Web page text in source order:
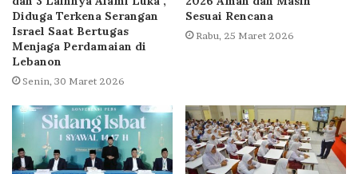
Diduga Terkena Serangan
Israel Saat Bertugas
Menjaga Perdamaian di
Lebanon
Senin, 30 Maret 2026
Sesuai Rencana
Rabu, 25 Maret 2026